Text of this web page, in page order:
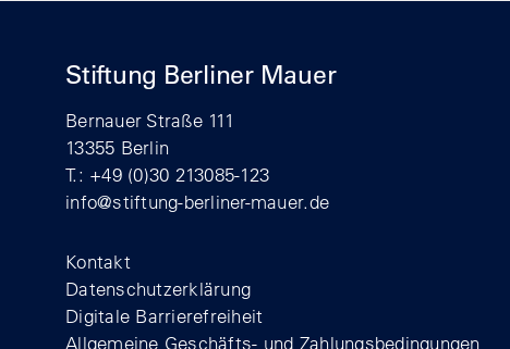
Stiftung Berliner Mauer
Bernauer Straße 111
13355 Berlin
T.: +49 (0)30 213085-123
info@stiftung-berliner-mauer.de
Kontakt
Datenschutzerklärung
Digitale Barrierefreiheit
Allgemeine Geschäfts- und Zahlungsbedingungen